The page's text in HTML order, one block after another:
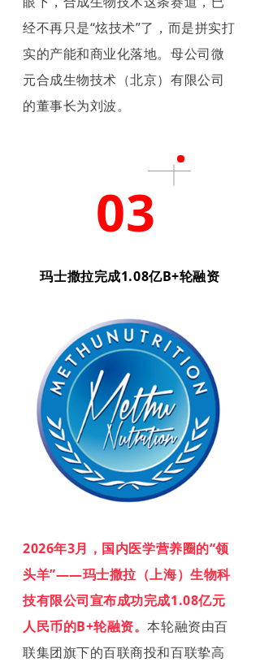
经不再只是“炫技术”了，而是拼实打
实的产能和商业化落地。母公司微
元合成生物技术（北京）有限公司
的董事长为刘波。
03
玛士撒拉完成1.08亿B+轮融资
2026年3月，国内医学营养圈的“领
头羊”——玛士撒拉（上海）生物科
技有限公司宣布成功完成1.08亿元
人民币的B+轮融资。本轮融资由百
联集团旗下的百联商投和百联挚高